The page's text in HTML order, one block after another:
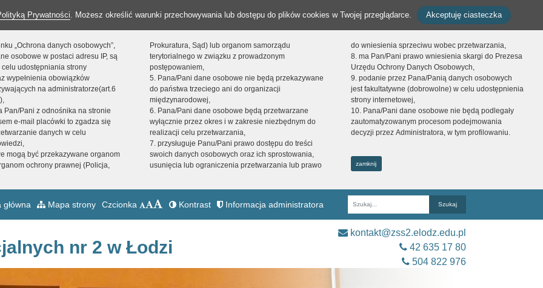
Prywatności. Możesz określić warunki przechowywania lub dostępu do plików cookies w Twojej przeglądarce. Akceptuję ciasteczka
„Ochrona danych osobowych”,
osobowe w postaci adresu IP, są
udostępniania strony
wypełnienia obowiązków
na administratorze(art.6
Pan/Pani z odnośnika na stronie
e-mail placówki to zgadza się
danych w celu
mogą być przekazywane organom
ochrony prawnej (Policja,
Prokuratura, Sąd) lub organom samorządu
terytorialnego w związku z prowadzonym
postępowaniem,
5. Pana/Pani dane osobowe nie będą przekazywane
do państwa trzeciego ani do organizacji
międzynarodowej,
6. Pana/Pani dane osobowe będą przetwarzane
wyłącznie przez okres i w zakresie niezbędnym do
realizacji celu przetwarzania,
7. przysługuje Panu/Pani prawo dostępu do treści
swoich danych osobowych oraz ich sprostowania,
usunięcia lub ograniczenia przetwarzania lub prawo
do wniesienia sprzeciwu wobec przetwarzania,
8. ma Pan/Pani prawo wniesienia skargi do Prezesa
Urzędu Ochrony Danych Osobowych,
9. podanie przez Pana/Panią danych osobowych
jest fakultatywne (dobrowolne) w celu udostępnienia
strony internetowej,
10. Pana/Pani dane osobowe nie będą podlegały
zautomatyzowanym procesom podejmowania
decyzji przez Administratora, w tym profilowaniu.
zamknij
Mapa strony Czcionka Kontrast Informacja administratora
Fraza
nr 2 w Łodzi
kontakt@zss2.elodz.edu.pl
42 635 17 80
504 822 976